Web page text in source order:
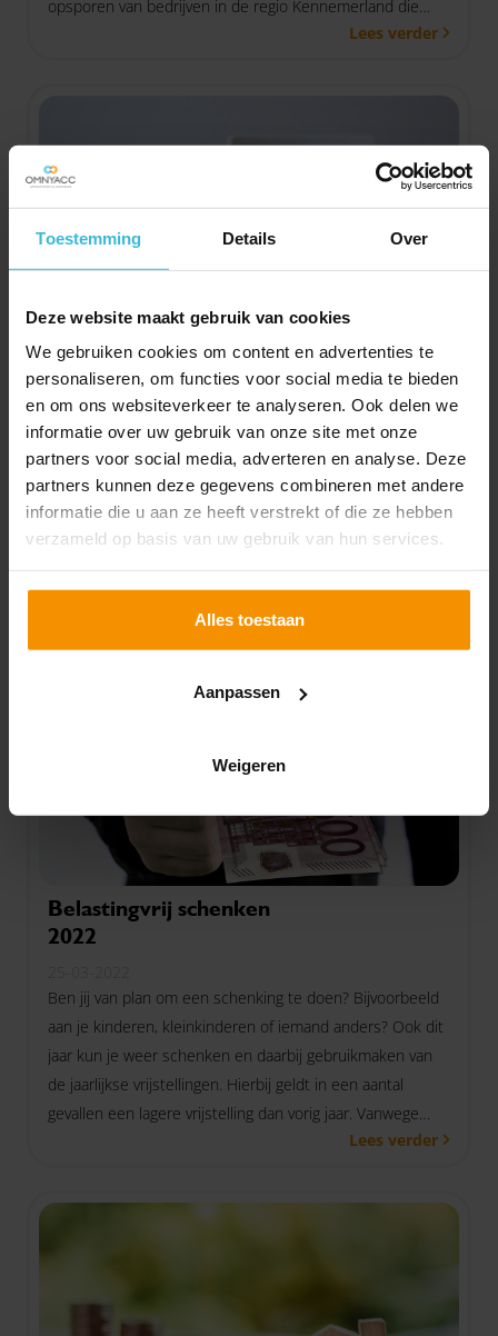
Toestemming Details Over
Deze website maakt gebruik van cookies
We gebruiken cookies om content en advertenties te
personaliseren, om functies voor social media te bieden
en om ons websiteverkeer te analyseren. Ook delen we
informatie over uw gebruik van onze site met onze
partners voor social media, adverteren en analyse. Deze
partners kunnen deze gegevens combineren met andere
informatie die u aan ze heeft verstrekt of die ze hebben
verzameld op basis van uw gebruik van hun services.
Alles toestaan
Aanpassen
Weigeren
opsporen van bedrijven in de regio Kennemerland die
begrijpen dat in deze tijd klantgerichtheid enLees verder
Deep Tech Fonds voor
kennisintensieve bedrijven
28-03-2022
Heb je een kennisintensief bedrijf? Er komt een nieuw
investeringsfonds dat specifiek gericht is op
kennisintensieve bedrijven. Het fonds is in het leven
geroepen om de technologische kennis van Nederland
te verbeteren.
Lees verder
Belastingvrij schenken
2022
Ben jij van plan om een schenking te doen? Bijvoorbeeld
aan je kinderen, kleinkinderen of iemand anders? Ook dit
jaar kun je weer schenken en daarbij gebruikmaken van
de jaarlijkse vrijstellingen. Hierbij geldt in een aantal
gevallen een lagere vrijstelling dan vorig jaar. Vanwege
corona waren sommige vrijstellingen toen tijdelijkLees verder